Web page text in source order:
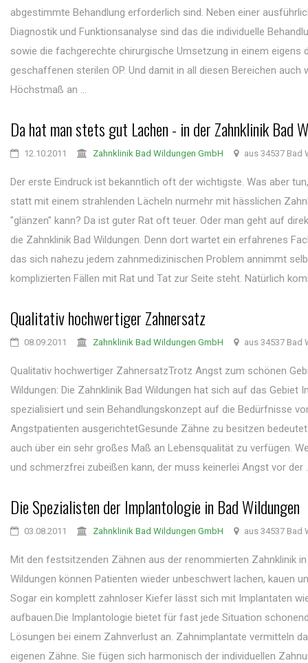
abgestimmte Behandlung erforderlich sind. Neben einer
Diagnostik und Funktionsanalyse sind das die individuelle
sowie die fachgerechte chirurgische Umsetzung in einem eigens
geschaffenen sterilen OP. Und damit in all diesen Bereichen auch
Höchstmaß an ...
Da hat man stets gut Lachen - in der Zahnklinik Bad
12.10.2011 Zahnklinik Bad Wildungen GmbH aus 34537 Bad
Der erste Eindruck ist bekanntlich oft der wichtigste. Was aber
statt mit einem strahlenden Lächeln nurmehr mit hässlichen
"glänzen" kann? Da ist guter Rat oft teuer. Oder man geht auf
die Zahnklinik Bad Wildungen. Denn dort wartet ein erfahrenes
das sich nahezu jedem zahnmedizinischen Problem annimmt
komplizierten Fällen mit Rat und Tat zur Seite steht. Natürlich
Qualitativ hochwertiger Zahnersatz
08.09.2011 Zahnklinik Bad Wildungen GmbH aus 34537 Bad
Qualitativ hochwertiger ZahnersatzTrotz Angst zum schönen
Wildungen: Die Zahnklinik Bad Wildungen hat sich auf das Gebiet
spezialisiert und sein Behandlungskonzept auf die Bedürfnisse
Angstpatienten ausgerichtetGesunde Zähne zu besitzen
auch über ein sehr großes Maß an Lebensqualität zu verfügen.
und schmerzfrei zubeißen kann, der muss keinerlei Angst vor der
Die Spezialisten der Implantologie in Bad Wildungen
03.08.2011 Zahnklinik Bad Wildungen GmbH aus 34537 Bad
Mit den festsitzenden Zähnen aus der renommierten Zahnklinik in
Wildungen können Patienten wieder unbeschwert lachen, kauen
Sogar ein komplett zahnloser Kiefer lässt sich mit Implantaten
aufbauen.Die Implantologie bietet für fast jede Situation
Lösungen bei einem Zahnverlust an. Zahnimplantate vermitteln
eigenen Zähne. Sie fügen sich harmonisch der individuellen